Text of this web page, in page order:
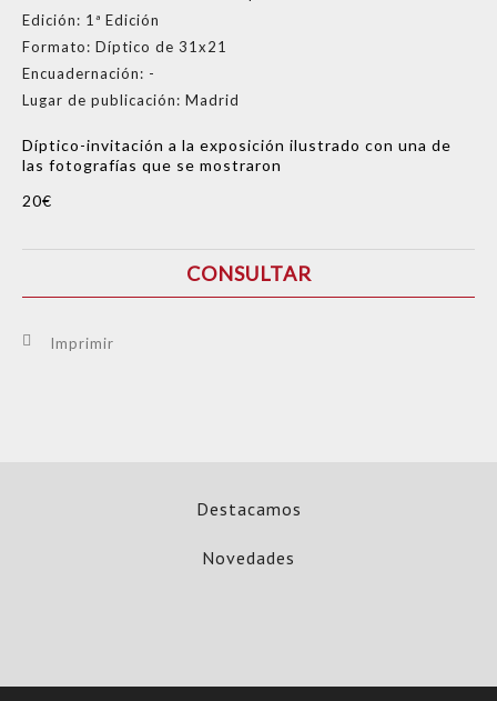
Edición: 1ª Edición
Formato: Díptico de 31x21
Encuadernación: -
Lugar de publicación: Madrid
Díptico-invitación a la exposición ilustrado con una de
las fotografías que se mostraron
20€
CONSULTAR
Imprimir
Destacamos
Novedades